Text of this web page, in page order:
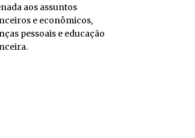
aos assuntos
e econômicos,
pessoais e educação